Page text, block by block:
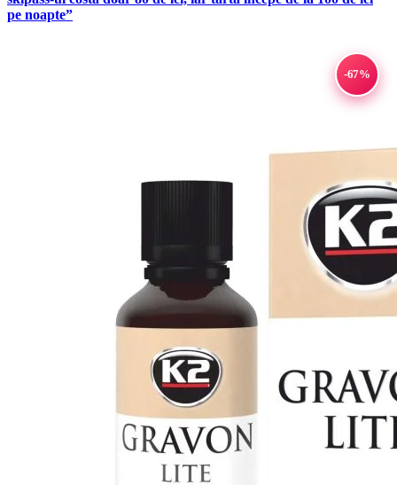
pe noapte”
-67%